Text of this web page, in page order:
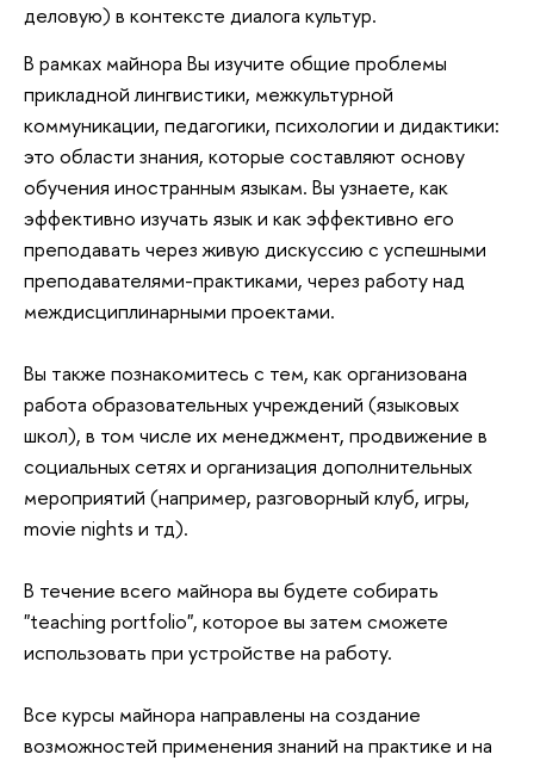
деловую) в контексте диалога культур.
В рамках майнора Вы изучите общие проблемы
прикладной лингвистики, межкультурной
коммуникации, педагогики, психологии и дидактики:
это области знания, которые составляют основу
обучения иностранным языкам. Вы узнаете, как
эффективно изучать язык и как эффективно его
преподавать через живую дискуссию с успешными
преподавателями-практиками, через работу над
междисциплинарными проектами.
Вы также познакомитесь с тем, как организована
работа образовательных учреждений (языковых
школ), в том числе их менеджмент, продвижение в
социальных сетях и организация дополнительных
мероприятий (например, разговорный клуб, игры,
movie nights и тд).
В течение всего майнора вы будете собирать
"teaching portfolio", которое вы затем сможете
использовать при устройстве на работу.
Все курсы майнора направлены на создание
возможностей применения знаний на практике и на